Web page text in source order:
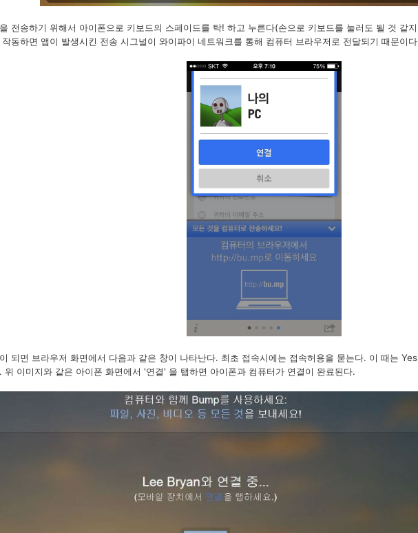
전송하기 위해서 아이폰으로 키보드의 스페이드를 탁! 하고 누른다(손으로 키보드를 눌러도 될 것 같
동하면 앱이 발생시킨 전송 시그널이 와이파이 네트워크를 통해 컴퓨터 브라우저로 전달되기 때문이
되면 브라우저 화면에서 다음과 같은 창이 나타난다. 최초 접속시에는 접속허용을 묻는다. 이 때는
위 이미지와 같은 아이폰 화면에서 '연결' 을 탭하면 아이폰과 컴퓨터가 연결이 완료된다.